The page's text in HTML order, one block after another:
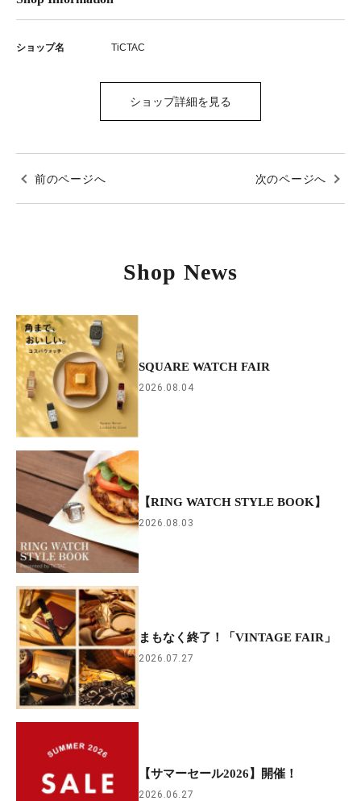
ショップ名 TiCTAC
ショップ詳細を見る
前のページへ 次のページへ
Shop News
SQUARE WATCH FAIR
2026.08.04
【RING WATCH STYLE BOOK】
2026.08.03
まもなく終了！「VINTAGE FAIR」
2026.07.27
【サマーセール2026】開催！
2026.06.27